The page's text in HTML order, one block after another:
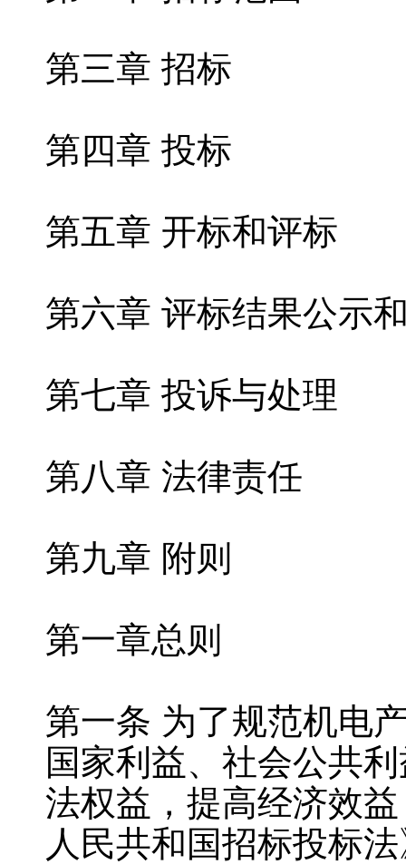
第三章 招标
第四章 投标
第五章 开标和评标
第六章 评标结果公示
第七章 投诉与处理
第八章 法律责任
第九章 附则
第一章总则
第一条 为了规范机电
国家利益、社会公共
法权益，提高经济效
人民共和国招标投标